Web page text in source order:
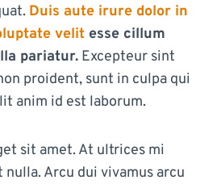
Duis aute irure dolor in
velitesse cillum
pariatur.Excepteur sint
proident, sunt in culpa qui
anim id est laborum.
sit amet. At ultrices mi
Arcu dui vivamus arcu